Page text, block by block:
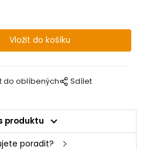
do oblíbených Sdílet
produktu
poradit?